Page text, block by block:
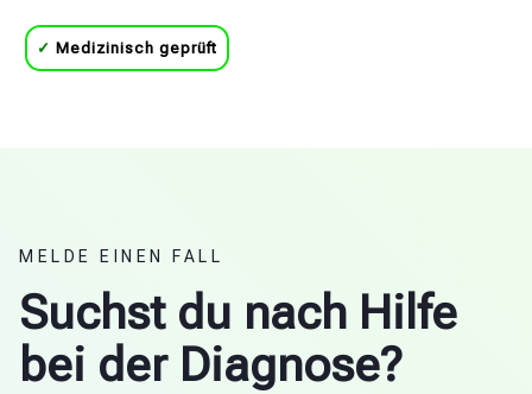
✓ Medizinisch geprüft
MELDE EINEN FALL
Suchst du nach Hilfe
bei der Diagnose?